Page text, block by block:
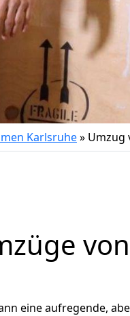
Karlsruhe» Umzug
eine aufregende,